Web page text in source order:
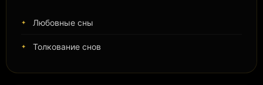
Любовные сны
Толкование снов